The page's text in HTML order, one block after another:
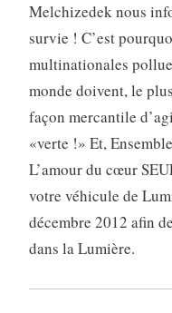
Melchizedek nous
survie ! C’est
multinationales
monde doivent, le
façon mercantile
«verte !» Et,
L’amour du cœur
votre véhicule de
décembre 2012 afin
dans la Lumière.